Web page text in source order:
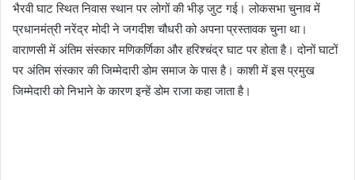
भैरवी घाट स्थित निवास स्थान पर लोगों की भीड़ जुट गई। लोकसभा चुनाव में
प्रधानमंत्री नरेंद्र मोदी ने जगदीश चौधरी को अपना प्रस्तावक चुना था।
वाराणसी में अंतिम संस्कार मणिकर्णिका और हरिश्चंद्र घाट पर होता है। दोनों घाटों
पर अंतिम संस्कार की जिम्मेदारी डोम समाज के पास है। काशी में इस प्रमुख
जिम्मेदारी को निभाने के कारण इन्हें डोम राजा कहा जाता है।